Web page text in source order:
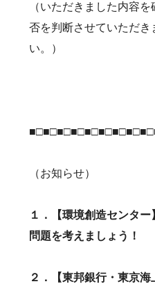
（いただきました内容
否を判断させていただき
い。）
（お知らせ）
１．【環境創造センタ
問題を考えましょう！
２．【東邦銀行・東京